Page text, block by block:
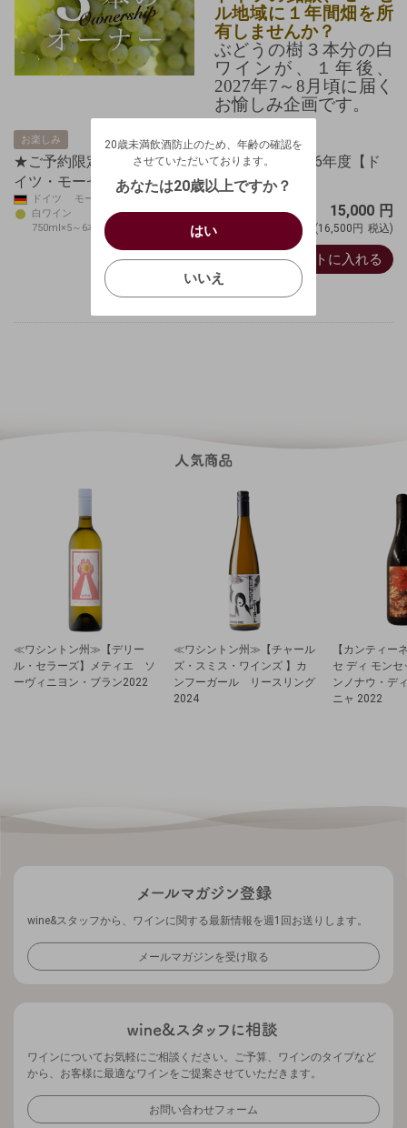
ル地域に１年間畑を所
有しませんか？
ぶどうの樹３本分の白
ワインが、１年後、
2027年7～8月頃に届く
お愉しみ企画です。
お楽しみ
★ご予約限定★ぶどうの樹３本のオーナー2026年度【ド
イツ・モーゼル】
ドイツ モーゼル
白ワイン
750ml×5～6本
15,000 円
(16,500円 税込)
カートに入れる
お買い物を続ける カートへ進む
≪ワシントン州≫【デリー
ル・セラーズ】メティエ ソ
ーヴィニヨン・ブラン2022
≪ワシントン州≫【チャール
ズ・スミス・ワインズ 】カ
ンフーガール リースリング
2024
【カンティー
セ ディ モン
ンノナウ・デ
ニャ 2022
wine&スタッフから、ワインに関する最新情報を週1回お送りします。
メールマガジンを受け取る
ワインについてお気軽にご相談ください。ご予算、ワインのタイプなど
から、お客様に最適なワインをご提案させていただきます。
お問い合わせフォーム
20歳未満飲酒防止のため、年齢の確認を
させていただいております。
あなたは20歳以上ですか？
はい
いいえ
20歳未満飲酒防止のため、年齢の確認を
生年月日を入力してください。
西暦
/
確認する
ログアウトします。よろしいですか？